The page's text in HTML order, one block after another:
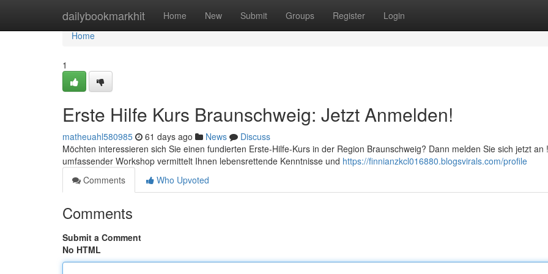
dailybookmarkhit Home New Submit Groups Register Login
Home
Home
1
Erste Hilfe Kurs Braunschweig: Jetzt Anmelden!
matheuahl580985 61 days ago News
Discuss
Möchten interessieren sich Sie einen fundierten Erste-Hilfe-Kurs in der Region Braunschweig? Dann melden Sie sich jetzt an
umfassender Workshop vermittelt Ihnen lebensrettende Kenntnisse und https://finnianzkcl016880.blogsvirals.com/profile
Comments
Who Upvoted
Comments
Submit a Comment
No HTML